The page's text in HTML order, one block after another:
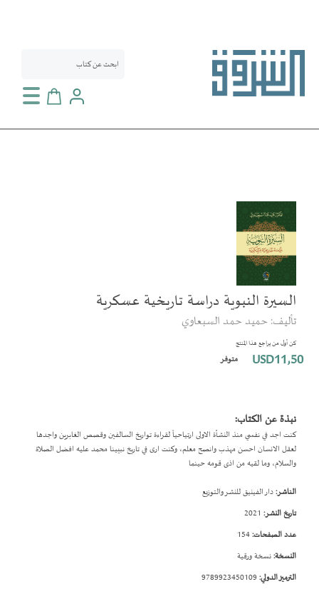
سلة التسوق
السيرة النبوية دراسة تاريخية عسكرية
تأليف: حميد حمد السبعاوي
كن أول من يراجع هذا المنتج
USD11٫50 متوفر
نبذة عن الكتاب:
كنت اجد في نفسي منذ النشأة الاولى ارتياحياً لقراءة تواريخ السالفين وقصص الغابرين واجدها
لعقل الانسان احسن مهذب وانصح معلم، وكنت ارى في تاريخ نبيينا محمد عليه افضل الصلاة
والسلام، وما لقيه من اذى قومه حينما
الناشر:دار الفينيق للنشر والتوزيع
تاريخ النشر:
عدد الصفحات:
النسخة:نسخة ورقية
الترميز الدولي:
النهاية
معرض
الصور
تخطي
إلى
بداية
معرض
الصور